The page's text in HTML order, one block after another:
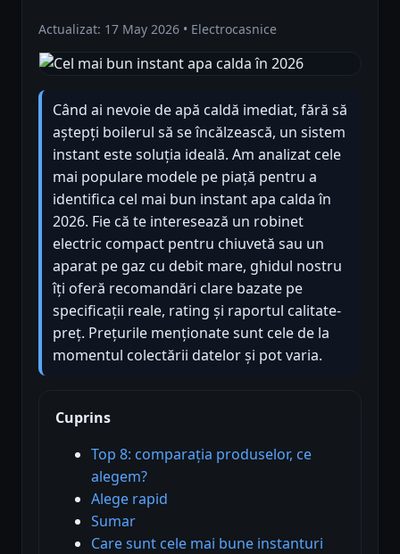
Actualizat: 17 May 2026 • Electrocasnice
Când ai nevoie de apă caldă imediat, fără să
aștepți boilerul să se încălzească, un sistem
instant este soluția ideală. Am analizat cele
mai populare modele pe piață pentru a
identifica cel mai bun instant apa calda în
2026. Fie că te interesează un robinet
electric compact pentru chiuvetă sau un
aparat pe gaz cu debit mare, ghidul nostru
îți oferă recomandări clare bazate pe
specificații reale, rating și raportul calitate-
preț. Prețurile menționate sunt cele de la
momentul colectării datelor și pot varia.
Cuprins
Top 8: comparația produselor, ce
alegem?
Alege rapid
Sumar
Care sunt cele mai bune instanturi